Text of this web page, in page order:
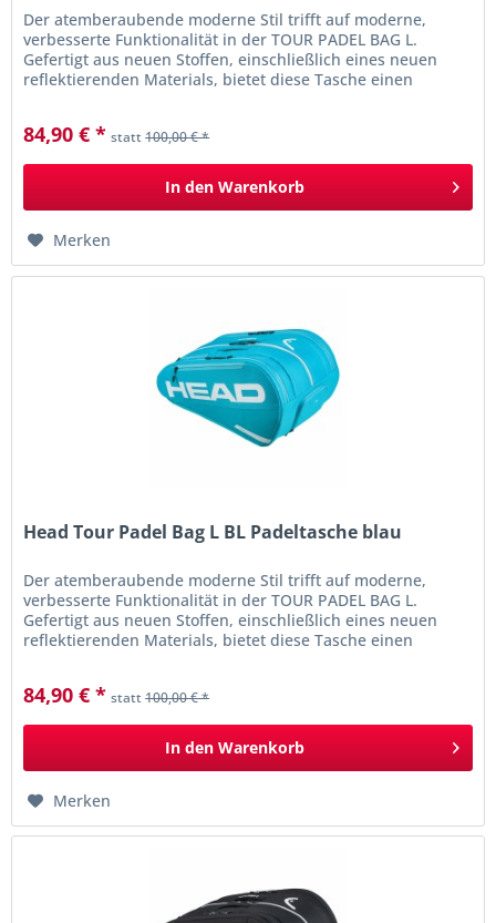
Der atemberaubende moderne Stil trifft auf moderne,
verbesserte Funktionalität in der TOUR PADEL BAG L.
Gefertigt aus neuen Stoffen, einschließlich eines neuen
reflektierenden Materials, bietet diese Tasche einen
84,90 € * statt100,00 € *
In den Warenkorb
Merken
Head Tour Padel Bag L BL Padeltasche blau
Der atemberaubende moderne Stil trifft auf moderne,
verbesserte Funktionalität in der TOUR PADEL BAG L.
Gefertigt aus neuen Stoffen, einschließlich eines neuen
reflektierenden Materials, bietet diese Tasche einen
84,90 € * statt100,00 € *
In den Warenkorb
Merken